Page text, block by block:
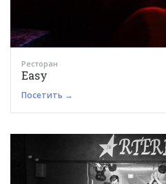
Ресторан
Easy
Посетить →